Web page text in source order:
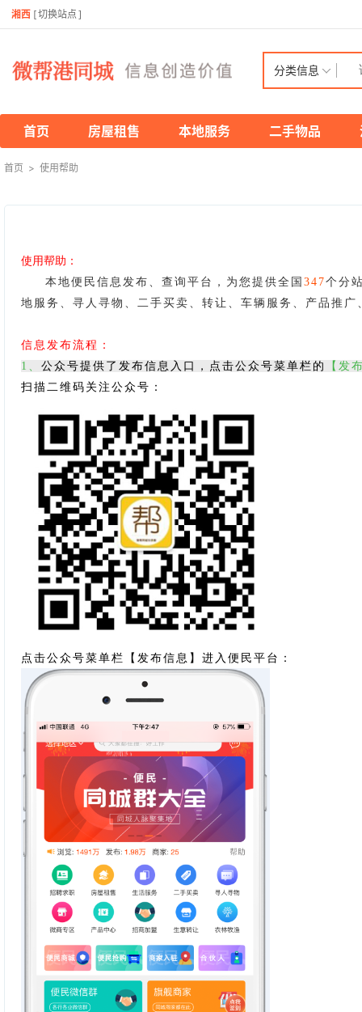
湘西 [切换站点 ]
分类信息
首页 房屋租售 本地服务 二手物品
首页 > 使用帮助
使用帮助：
本地便民信息发布、查询平台，为您提供全国 347个分
地服务、寻人寻物、二手买卖、转让、车辆服务、产品推
信息发布流程：
1、 公众号提供了发布信息入口，点击公众号菜单栏的
【发
扫描二维码关注公众号：
点击公众号菜单栏 【 发布信息】进入便民平台：